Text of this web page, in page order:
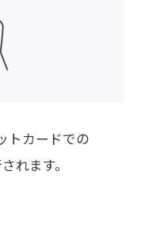
トカードでの
れます。